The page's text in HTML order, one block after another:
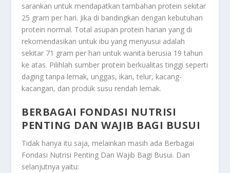
sarankan untuk mendapatkan tambahan protein sekitar
25 gram per hari. Jika di bandingkan dengan kebutuhan
protein normal. Total asupan protein harian yang di
rekomendasikan untuk ibu yang menyusui adalah
sekitar 71 gram per hari untuk wanita berusia 19 tahun
ke atas. Pilihlah sumber protein berkualitas tinggi seperti
daging tanpa lemak, unggas, ikan, telur, kacang-
kacangan, dan produk susu rendah lemak.
BERBAGAI FONDASI NUTRISI
PENTING DAN WAJIB BAGI BUSUI
Tidak hanya itu saja, melainkan masih ada Berbagai
Fondasi Nutrisi Penting Dan Wajib Bagi Busui. Dan
selanjutnya yaitu: